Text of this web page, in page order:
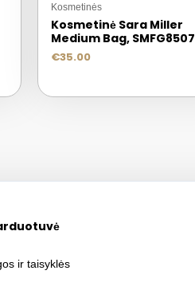
Kosmetinės
Kosmetinė Sara Miller
Medium Bag, SMFG8507
€35.00
ir taisyklės